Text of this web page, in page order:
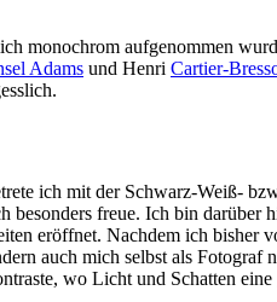
monochrom aufgenommen
Adams und Henri Cartier-
ich mit der Schwarz-Weiß-
freue. Ich bin darüber
eröffnet. Nachdem ich bisher
auch mich selbst als Fotograf
wo Licht und Schatten eine